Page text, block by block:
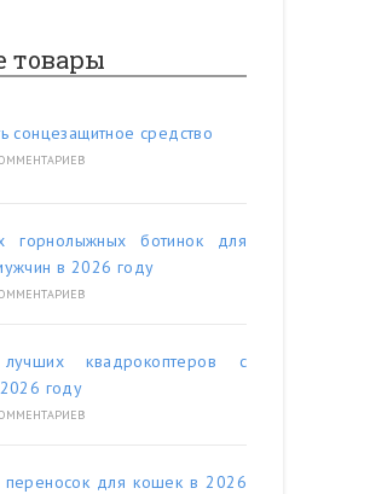
товары
сонцезащитное средство
горнолыжных ботинок для
в 2026 году
квадрокоптеров с
году
для кошек в 2026